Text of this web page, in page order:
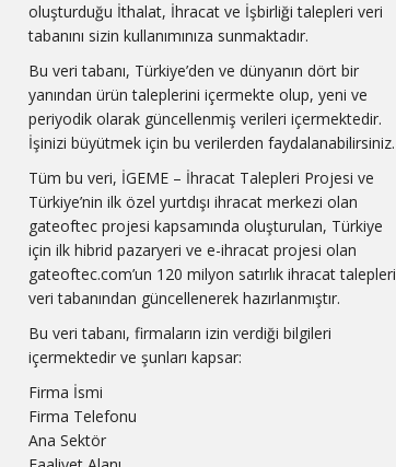
oluşturduğu İthalat, İhracat ve İşbirliği talepleri veri
tabanını sizin kullanımınıza sunmaktadır.
Bu veri tabanı, Türkiye’den ve dünyanın dört bir
yanından ürün taleplerini içermekte olup, yeni ve
periyodik olarak güncellenmiş verileri içermektedir.
İşinizi büyütmek için bu verilerden faydalanabilirsiniz.
Tüm bu veri, İGEME – İhracat Talepleri Projesi ve
Türkiye’nin ilk özel yurtdışı ihracat merkezi olan
gateoftec projesi kapsamında oluşturulan, Türkiye
için ilk hibrid pazaryeri ve e-ihracat projesi olan
gateoftec.com’un 120 milyon satırlık ihracat talepleri
veri tabanından güncellenerek hazırlanmıştır.
Bu veri tabanı, firmaların izin verdiği bilgileri
içermektedir ve şunları kapsar:
Firma İsmi
Firma Telefonu
Ana Sektör